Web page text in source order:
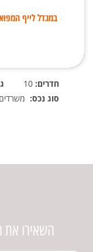
במגדל לייף המפואר 373 מטר משרד במחיר שאסור
חדרים:
סוג נכס:
השאירו את